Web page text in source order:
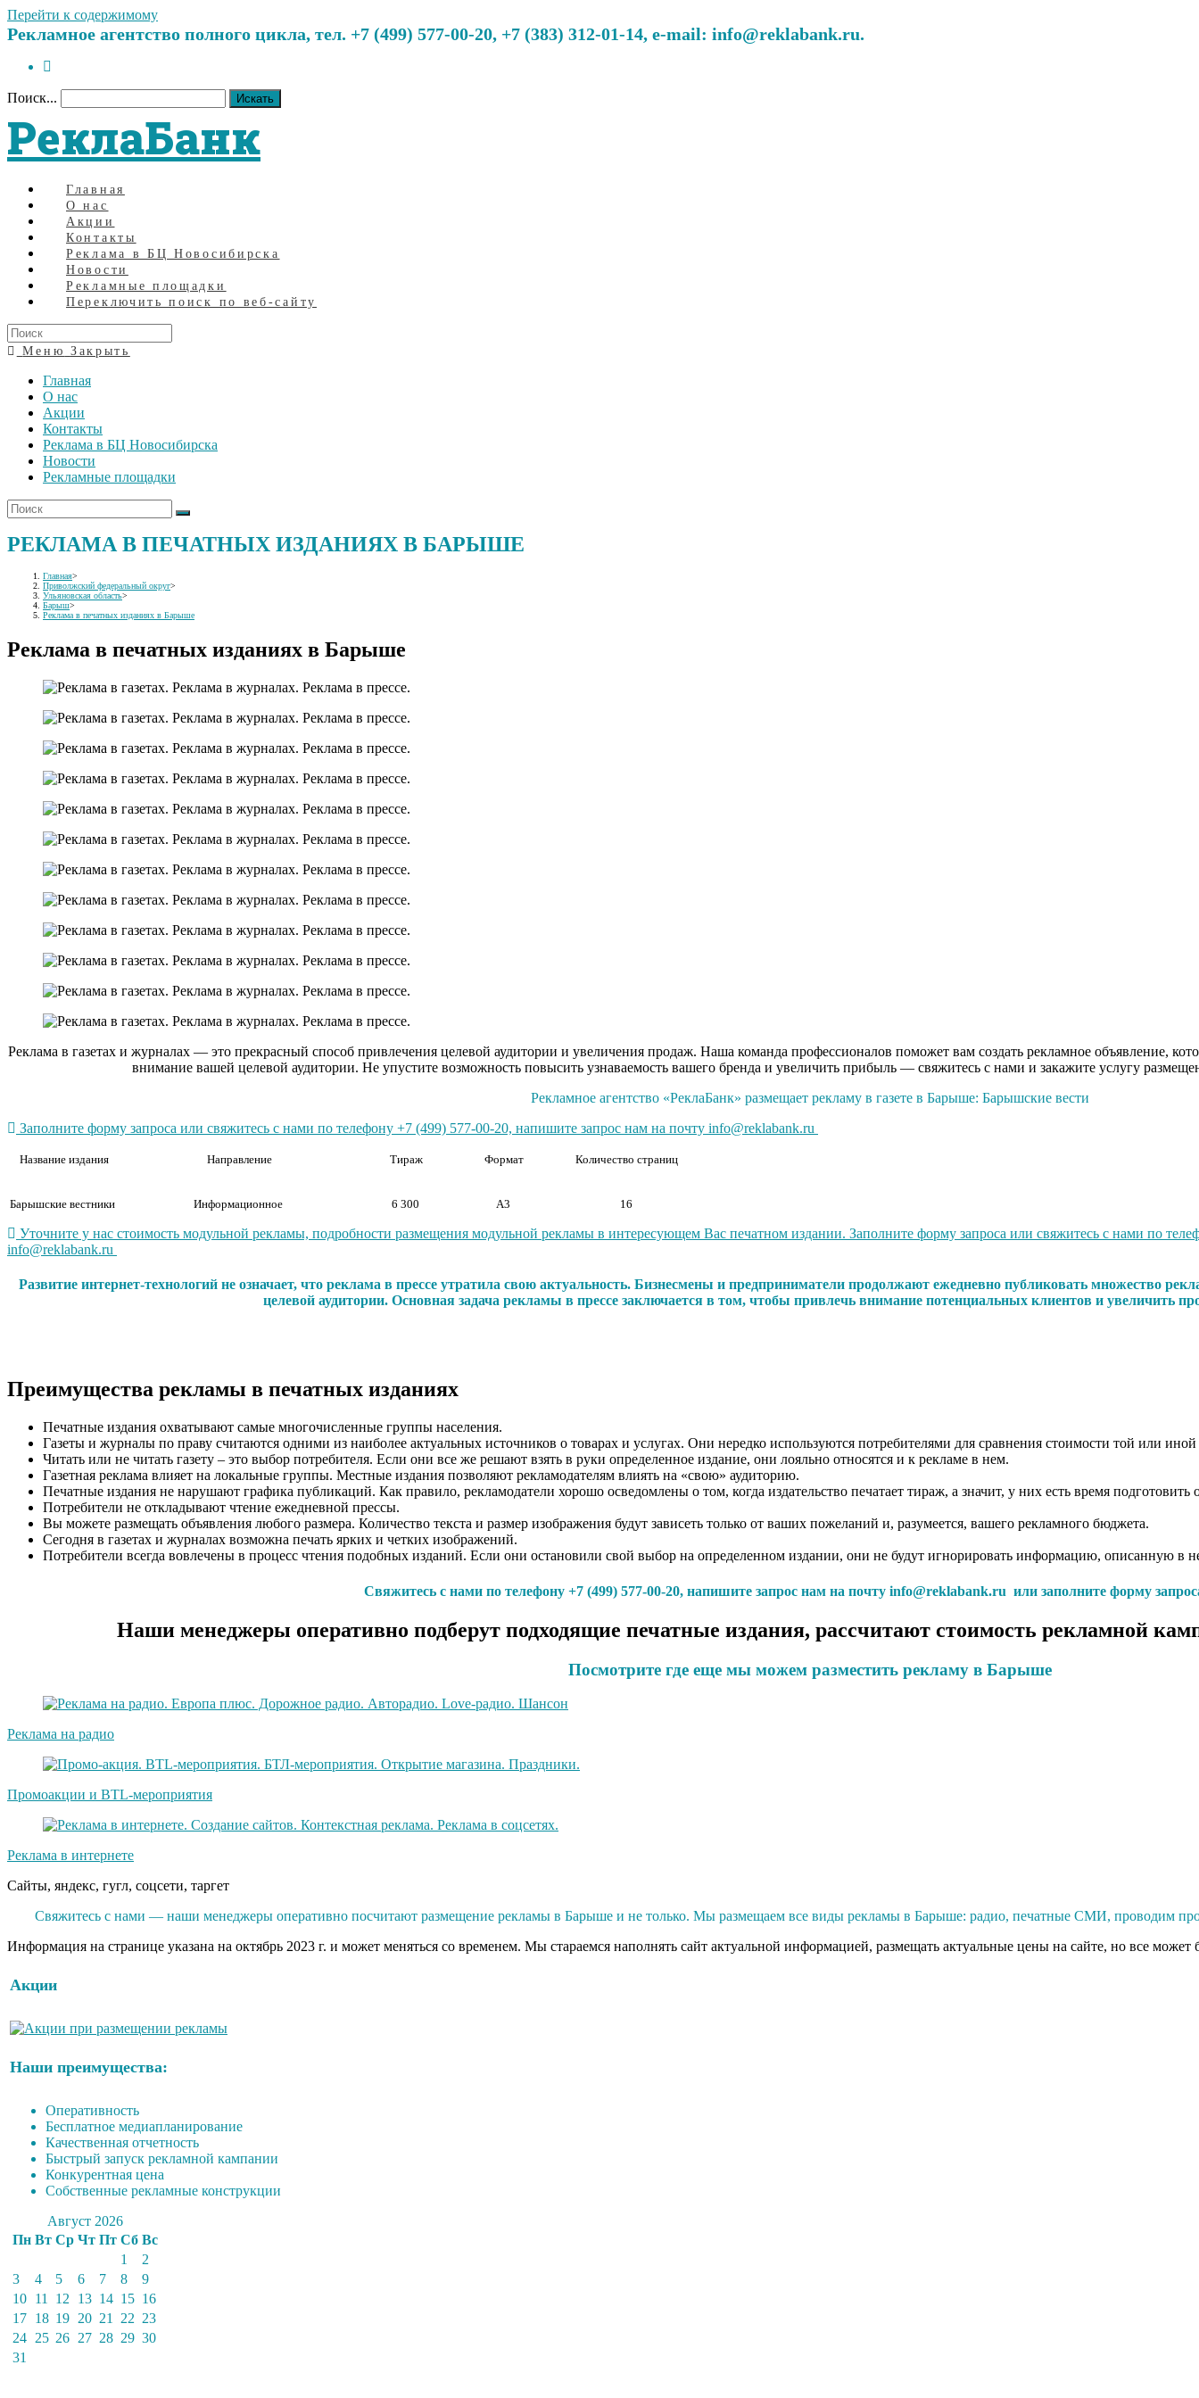
Перейти к содержимому
Рекламное агентство полного цикла, тел. +7 (499) 577-00-20, +7 (383) 312-01-14, e-mail: info@reklabank.ru.
Поиск... Искать
РеклаБанк
Главная
О нас
Акции
Контакты
Реклама в БЦ Новосибирска
Новости
Рекламные площадки
Переключить поиск по веб-сайту
Меню Закрыть
Главная
О нас
Акции
Контакты
Реклама в БЦ Новосибирска
Новости
Рекламные площадки
РЕКЛАМА В ПЕЧАТНЫХ ИЗДАНИЯХ В БАРЫШЕ
Главная>
Приволжский федеральный округ>
Ульяновская область>
Барыш>
Реклама в печатных изданиях в Барыше
Реклама в печатных изданиях в Барыше
Реклама в газетах и журналах — это прекрасный способ привлечения целевой аудитории и увеличения продаж. Наша команда профессионалов поможет вам создать рекламное объявление,
внимание вашей целевой аудитории. Не упустите возможность повысить узнаваемость вашего бренда и увеличить прибыль — свяжитесь с нами и закажите услугу
Рекламное агентство «РеклаБанк» размещает рекламу в газете в Барыше: Барышские вести
Заполните форму запроса или свяжитесь с нами по телефону +7 (499) 577-00-20, напишите запрос нам на почту info@reklabank.ru
Название издания Направление Тираж Формат Количество страниц
Барышские вестники Информационное 6 300 А3 16
Уточните у нас стоимость модульной рекламы, подробности размещения модульной рекламы в интересующем Вас печатном издании. Заполните форму запроса или свяжитесь с нами по
info@reklabank.ru
Развитие интернет-технологий не означает, что реклама в прессе утратила свою актуальность. Бизнесмены и предприниматели продолжают ежедневно публиковать множество
целевой аудитории. Основная задача рекламы в прессе заключается в том, чтобы привлечь внимание потенциальных клиентов и увеличить
Преимущества рекламы в печатных изданиях
Печатные издания охватывают самые многочисленные группы населения.
Газеты и журналы по праву считаются одними из наиболее актуальных источников о товарах и услугах. Они нередко используются потребителями для сравнения стоимости той или
Читать или не читать газету – это выбор потребителя. Если они все же решают взять в руки определенное издание, они лояльно относятся и к рекламе в нем.
Газетная реклама влияет на локальные группы. Местные издания позволяют рекламодателям влиять на «свою» аудиторию.
Печатные издания не нарушают графика публикаций. Как правило, рекламодатели хорошо осведомлены о том, когда издательство печатает тираж, а значит, у них есть время подготовить
Потребители не откладывают чтение ежедневной прессы.
Вы можете размещать объявления любого размера. Количество текста и размер изображения будут зависеть только от ваших пожеланий и, разумеется, вашего рекламного бюджета.
Сегодня в газетах и журналах возможна печать ярких и четких изображений.
Потребители всегда вовлечены в процесс чтения подобных изданий. Если они остановили свой выбор на определенном издании, они не будут игнорировать информацию, описанную в
Свяжитесь с нами по телефону +7 (499) 577-00-20, напишите запрос нам на почту info@reklabank.ru или заполните форму
Наши менеджеры оперативно подберут подходящие печатные издания, рассчитают стоимость рекламной
Посмотрите где еще мы можем разместить рекламу в Барыше
Реклама на радио
Промоакции и BTL-мероприятия
Реклама в интернете
Сайты, яндекс, гугл, соцсети, таргет
Свяжитесь с нами — наши менеджеры оперативно посчитают размещение рекламы в Барыше и не только. Мы размещаем все виды рекламы в Барыше: радио, печатные СМИ, проводим
Информация на странице указана на октябрь 2023 г. и может меняться со временем. Мы стараемся наполнять сайт актуальной информацией, размещать актуальные цены на сайте, но все
Акции
Наши преимущества:
Оперативность
Бесплатное медиапланирование
Качественная отчетность
Быстрый запуск рекламной кампании
Конкурентная цена
Собственные рекламные конструкции
Август 2026
Пн Вт Ср Чт Пт Сб Вс
1
2
3
4 5 6 7 8
9
10 11 12 13 14 15 16
17 18 19 20 21 22 23
24 25 26 27 28 29 30
31